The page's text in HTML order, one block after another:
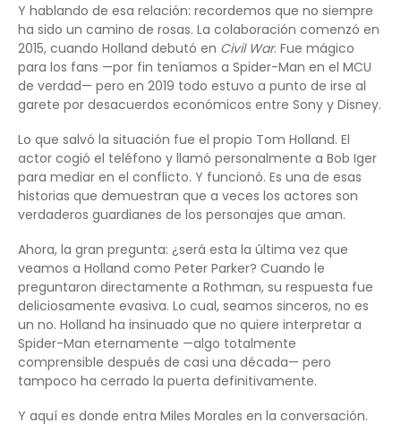
Y hablando de esa relación: recordemos que no siempre
ha sido un camino de rosas. La colaboración comenzó en
2015, cuando Holland debutó en Civil War. Fue mágico
para los fans —por fin teníamos a Spider-Man en el MCU
de verdad— pero en 2019 todo estuvo a punto de irse al
garete por desacuerdos económicos entre Sony y Disney.
Lo que salvó la situación fue el propio Tom Holland. El
actor cogió el teléfono y llamó personalmente a Bob Iger
para mediar en el conflicto. Y funcionó. Es una de esas
historias que demuestran que a veces los actores son
verdaderos guardianes de los personajes que aman.
Ahora, la gran pregunta: ¿será esta la última vez que
veamos a Holland como Peter Parker? Cuando le
preguntaron directamente a Rothman, su respuesta fue
deliciosamente evasiva. Lo cual, seamos sinceros, no es
un no. Holland ha insinuado que no quiere interpretar a
Spider-Man eternamente —algo totalmente
comprensible después de casi una década— pero
tampoco ha cerrado la puerta definitivamente.
Y aquí es donde entra Miles Morales en la conversación.